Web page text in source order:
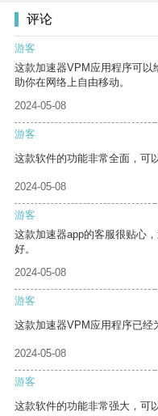
评论
游客
这款加速器VPM应用程序可以
助你在网络上自由移动。
2024-05-08
游客
这款软件的功能非常全面，可
2024-05-08
游客
这款加速器app的客服很贴心
好。
2024-05-08
游客
这款加速器VPM应用程序已经
2024-05-08
游客
这款软件的功能非常强大，可